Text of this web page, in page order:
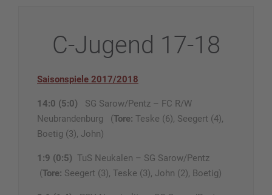
C-Jugend 17-18
Saisonspiele 2017/2018
14:0 (5:0) SG Sarow/Pentz – FC R/W
Neubrandenburg (Tore: Teske (6), Seegert (4),
Boetig (3), John)
1:9 (0:5) TuS Neukalen – SG Sarow/Pentz
(Tore: Seegert (3), Teske (3), John (2), Boetig)